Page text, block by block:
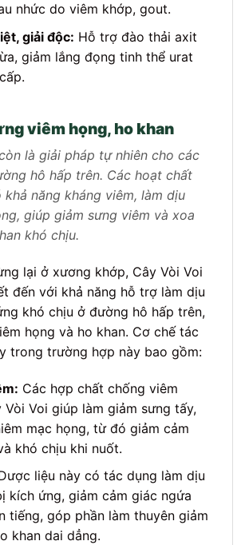
nhức do viêm khớp, gout.
giải độc: Hỗ trợ đào thải axit
giảm lắng đọng tinh thể urat
viêm họng, ho khan
là giải pháp tự nhiên cho các
hô hấp trên. Các hoạt chất
năng kháng viêm, làm dịu
giúp giảm sưng viêm và xoa
khó chịu.
lại ở xương khớp, Cây Vòi Voi
đến với khả năng hỗ trợ làm dịu
khó chịu ở đường hô hấp trên,
họng và ho khan. Cơ chế tác
trong trường hợp này bao gồm:
Các hợp chất chống viêm
Vòi Voi giúp làm giảm sưng tấy,
mạc họng, từ đó giảm cảm
khó chịu khi nuốt.
liệu này có tác dụng làm dịu
kích ứng, giảm cảm giác ngứa
tiếng, góp phần làm thuyên giảm
khan dai dẳng.